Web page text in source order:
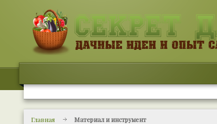
Главная Материал и инструмент